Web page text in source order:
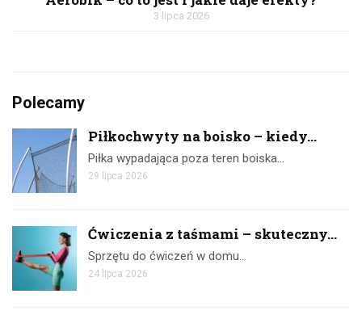
3 lipca 2026
Polecamy
Piłkochwyty na boisko – kiedy...
Piłka wypadająca poza teren boiska…
29 lipca 2026
Ćwiczenia z taśmami – skuteczny...
Sprzętu do ćwiczeń w domu…
24 lipca 2026